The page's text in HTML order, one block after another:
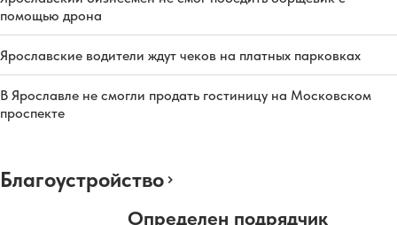
помощью дрона
Ярославские водители ждут чеков на платных парковках
В Ярославле не смогли продать гостиницу на Московском
проспекте
Благоустройство
Определен подрядчик